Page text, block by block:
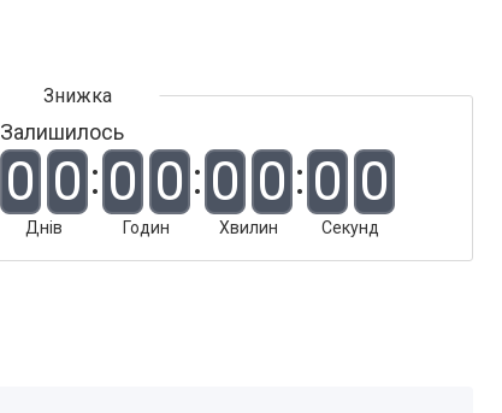
Залишилось
0 0
Днів
0 0
Годин
0 0
Хвилин
0 0
Секунд